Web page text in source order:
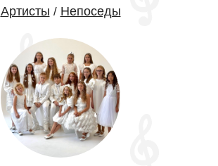
Артисты / Непоседы